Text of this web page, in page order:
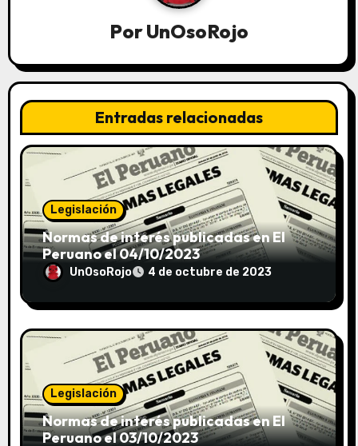
PorUnOsoRojo
Entradas relacionadas
Legislación
Normas de interés publicadas en El
Peruano el 04/10/2023
UnOsoRojo 4 de octubre de 2023
Legislación
Normas de interés publicadas en El
Peruano el 03/10/2023